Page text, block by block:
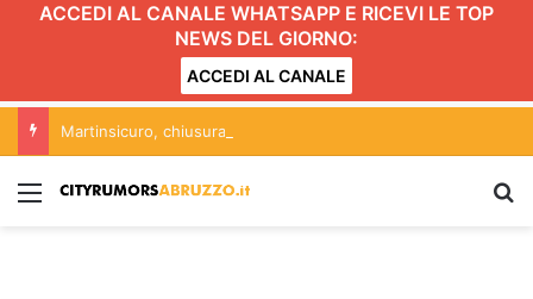
ACCEDI AL CANALE WHATSAPP E RICEVI LE TOP
NEWS DEL GIORNO:
ACCEDI AL CANALE
Menu